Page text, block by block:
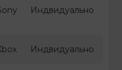
Индвидуально
Индвидуально